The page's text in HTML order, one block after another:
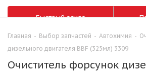
Быстрый заказ
Главная - Выбор запчастей - Автохимия -
дизельного двигателя BBF (325мл) 3309
Очиститель форсунок